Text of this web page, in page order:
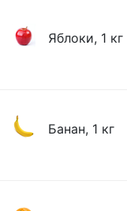
Яблоки, 1 кг
Банан, 1 кг